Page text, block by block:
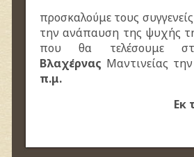
προσκαλούμε τους
την ανάπαυση της ψυχής
που θα τελέσουμε
Βλαχέρνας Μαντινείας την
π.μ.
Εκ